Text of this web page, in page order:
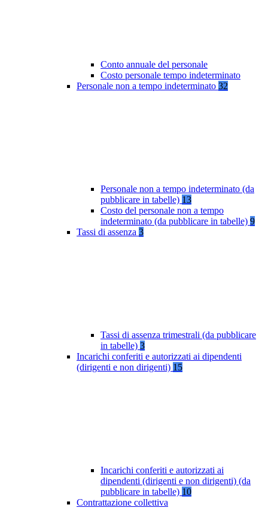
Conto annuale del personale
Costo personale tempo indeterminato
Personale non a tempo indeterminato 32
Personale non a tempo indeterminato (da
pubblicare in tabelle) 13
Costo del personale non a tempo
indeterminato (da pubblicare in tabelle) 9
Tassi di assenza 3
Tassi di assenza trimestrali (da pubblicare
in tabelle) 3
Incarichi conferiti e autorizzati ai dipendenti
(dirigenti e non dirigenti) 15
Incarichi conferiti e autorizzati ai
dipendenti (dirigenti e non dirigenti) (da
pubblicare in tabelle) 10
Contrattazione collettiva